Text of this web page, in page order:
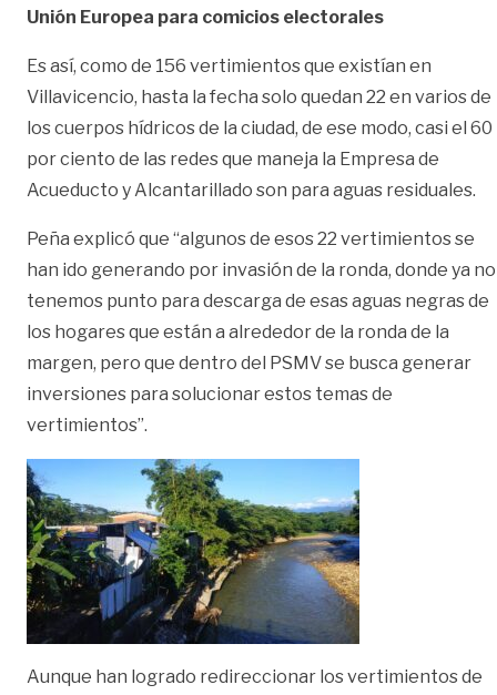
Unión Europea para comicios electorales
Es así, como de 156 vertimientos que existían en
Villavicencio, hasta la fecha solo quedan 22 en varios de
los cuerpos hídricos de la ciudad, de ese modo, casi el 60
por ciento de las redes que maneja la Empresa de
Acueducto y Alcantarillado son para aguas residuales.
Peña explicó que “algunos de esos 22 vertimientos se
han ido generando por invasión de la ronda, donde ya no
tenemos punto para descarga de esas aguas negras de
los hogares que están a alrededor de la ronda de la
margen, pero que dentro del PSMV se busca generar
inversiones para solucionar estos temas de
vertimientos”.
Aunque han logrado redireccionar los vertimientos de